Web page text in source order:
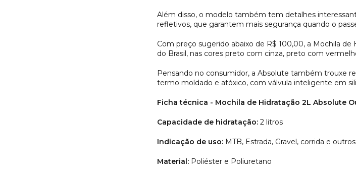
Além disso, o modelo também tem detalhes
refletivos, que garantem mais segurança quando o
Com preço sugerido abaixo de R$ 100,00, a Mochila
do Brasil, nas cores preto com cinza, preto com
Pensando no consumidor, a Absolute também trouxe
termo moldado e atóxico, com válvula inteligente em
Ficha técnica - Mochila de Hidratação 2L Absolute
Capacidade de hidratação: 2 litros
Indicação de uso: MTB, Estrada, Gravel, corrida e
Material: Poliéster e Poliuretano